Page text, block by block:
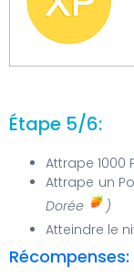
Étape 5/6:
Attrape 1000
Attrape un
Dorée
)
Atteindre le
Récompenses: